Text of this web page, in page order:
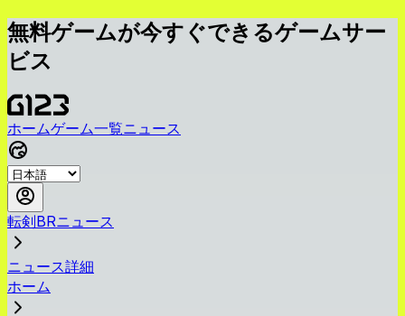
無料ゲームが今すぐできるゲームサー
ビス
ホームゲーム一覧ニュース
転剣BRニュース
ニュース詳細
ホーム